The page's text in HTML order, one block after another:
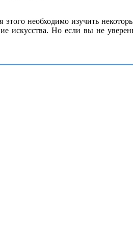
необходимо изучить
искусства. Но если вы не